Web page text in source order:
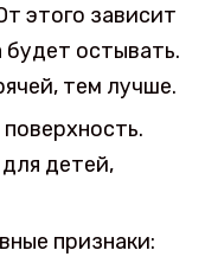
этого зависит
будет остывать.
тем лучше.
детей,
признаки: